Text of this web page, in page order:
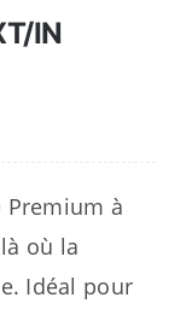
IN
Premium à
où la
Idéal pour